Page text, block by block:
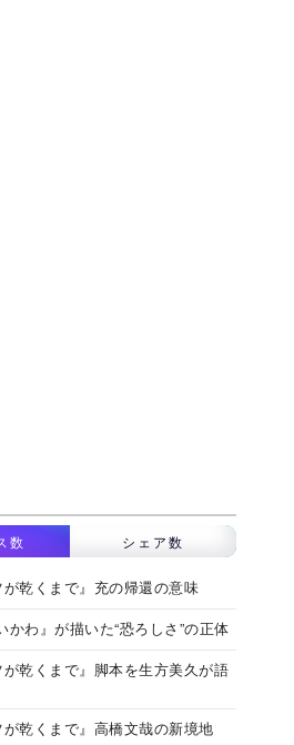
数 シェア数
が乾くまで』充の帰還の意味
かわ』が描いた“恐ろしさ”の正体
が乾くまで』脚本を生方美久が語
が乾くまで』高橋文哉の新境地